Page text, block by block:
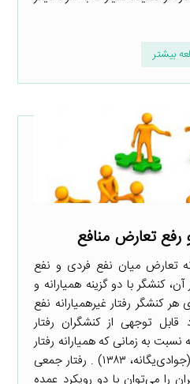
بیشتر
و رفع تعارض منافع
تعارض میان نفع فردی و نفع
کنشگر با دو گزینه همیارانه و
هر کنشگر رفتار غیرهمیارانه نفع
قابل توجهی از کنشگران رفتار
نسبت به زمانی که همیارانه رفتار
می‌کردند، نفع کمتری دارند. (جوادی‌یگانه، ۱۳۸۳) . رفتار جمعی
را می‌توان با دو رویکرد عمده